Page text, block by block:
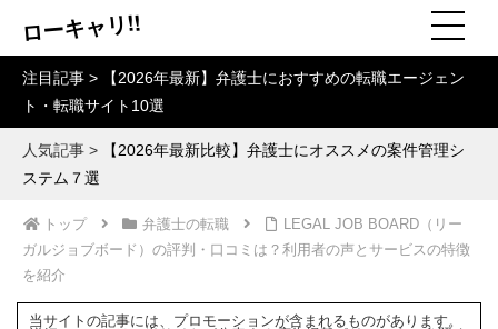
ローキャリ!!
注目記事 >
【2026年最新】弁護士におすすめの転職エージェン
ト・転職サイト10選
人気記事 >
【2026年最新比較】弁護士にオススメの案件管理シ
ステム７選
トップ 弁護士の転職
LEGAL JOB BOARD（リー
ガルジョブボード）の評判・口コミは？利用者の声とサービスの特徴
を紹介
当サイトの記事には、プロモーションが含まれるものがあります。